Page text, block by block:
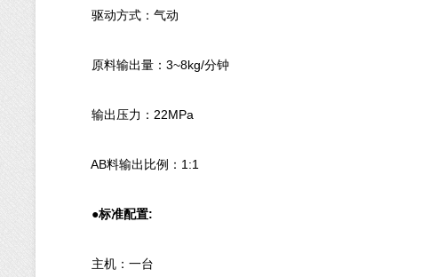
驱动方式：气动
原料输出量：3~8kg/分钟
输出压力：22MPa
AB料输出比例：1:1
●标准配置:
主机：一台